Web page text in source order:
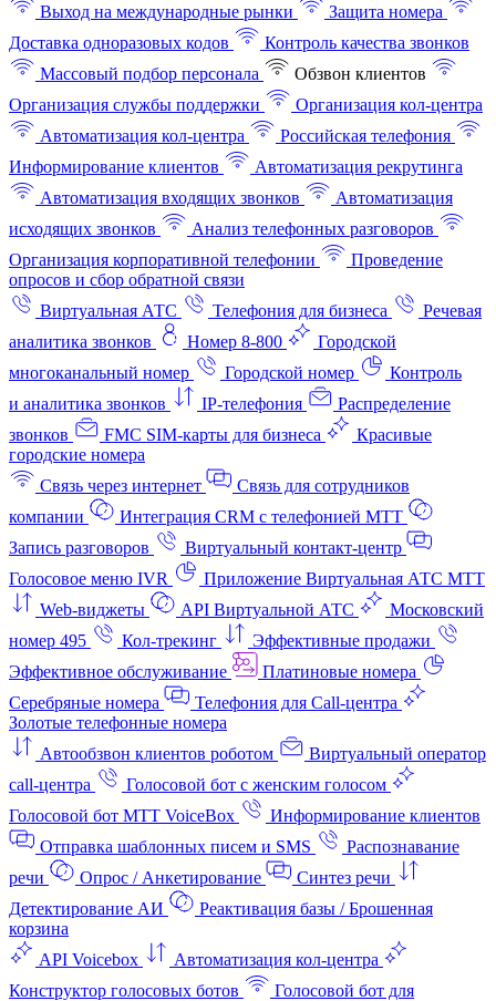
Выход на международные рынки
Защита номера
Доставка одноразовых кодов
Контроль качества звонков
Массовый подбор персонала
Обзвон клиентов
Организация службы поддержки
Организация кол-центра
Автоматизация кол-центра
Российская телефония
Информирование клиентов
Автоматизация рекрутинга
Автоматизация входящих звонков
Автоматизация
исходящих звонков
Анализ телефонных разговоров
Организация корпоративной телефонии
Проведение
опросов и сбор обратной связи
Виртуальная АТС
Телефония для бизнеса
Речевая
аналитика звонков
Номер 8-800
Городской
многоканальный номер
Городской номер
Контроль
и аналитика звонков
IP-телефония
Распределение
звонков
FMC SIM-карты для бизнеса
Красивые
городские номера
Связь через интернет
Связь для сотрудников
компании
Интеграция CRM с телефонией МТТ
Запись разговоров
Виртуальный контакт‑центр
Голосовое меню IVR
Приложение Виртуальная АТС МТТ
Web-виджеты
API Виртуальной АТС
Московский
номер 495
Кол-трекинг
Эффективные продажи
Эффективное обслуживание
Платиновые номера
Серебряные номера
Телефония для Call-центра
Золотые телефонные номера
Автообзвон клиентов роботом
Виртуальный оператор
call-центра
Голосовой бот с женским голосом
Голосовой бот МТТ VoiceBox
Информирование клиентов
Отправка шаблонных писем и SMS
Распознавание
речи
Опрос / Анкетирование
Синтез речи
Детектирование АИ
Реактивация базы / Брошенная
корзина
API Voicebox
Автоматизация кол‑центра
Конструктор голосовых ботов
Голосовой бот для